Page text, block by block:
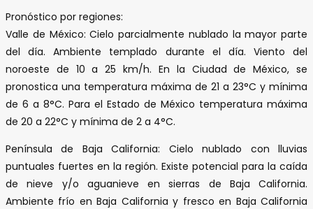
Pronóstico por regiones:
Valle de México: Cielo parcialmente nublado la mayor parte
del día. Ambiente templado durante el día. Viento del
noroeste de 10 a 25 km/h. En la Ciudad de México, se
pronostica una temperatura máxima de 21 a 23°C y mínima
de 6 a 8°C. Para el Estado de México temperatura máxima
de 20 a 22°C y mínima de 2 a 4°C.
Península de Baja California: Cielo nublado con lluvias
puntuales fuertes en la región. Existe potencial para la caída
de nieve y/o aguanieve en sierras de Baja California.
Ambiente frío en Baja California y fresco en Baja California